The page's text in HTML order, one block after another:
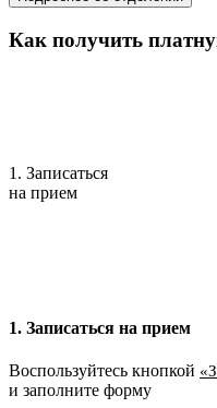
Как получить
1. Записаться
на прием
1. Записаться на прием
Воспользуйтесь кнопкой
и заполните форму